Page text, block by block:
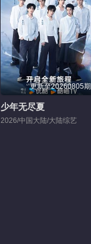
更新至20260805期
少年无尽夏
2026/中国大陆/大陆综艺